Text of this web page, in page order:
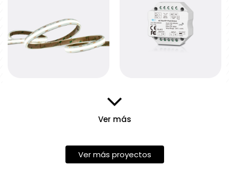
Ver más
Ver más proyectos